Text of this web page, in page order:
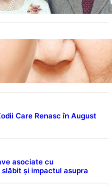
după 70 de Ani: Ce
Studiile Psihologice
Care Renasc în August
asociate cu
și impactul asupra